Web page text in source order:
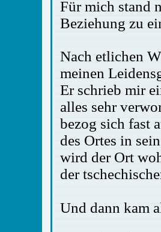
Für mich stand
Beziehung zu
Nach etlichen
meinen
Er schrieb mir
alles sehr
bezog sich fast
des Ortes in
wird der Ort
der
Und dann kam